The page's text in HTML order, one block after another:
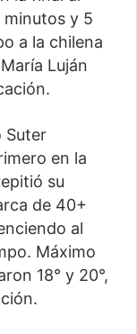
y 5
a la chilena
Luján
Suter
en la
su
de 40+
al
Máximo
18° y 20°,